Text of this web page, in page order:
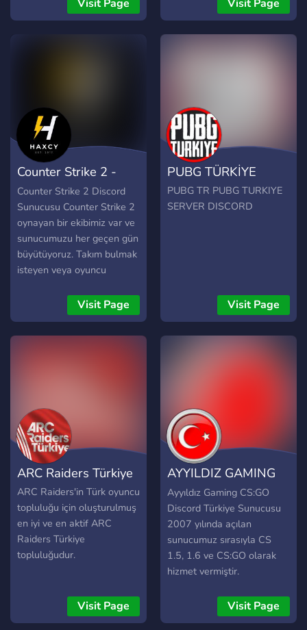
TÜRKİYENİN EN BÜYÜK
Visit Page
büyük ve profesyonel
Discord Sunucusu.
Visit Page
Counter Strike 2 -
Haxcy TR
Counter Strike 2 Discord
Sunucusu Counter Strike 2
oynayan bir ekibimiz var ve
sunucumuzu her geçen gün
büyütüyoruz. Takım bulmak
isteyen veya oyuncu
sunucumuza gelebilir.
Ayrıca League of Legend,
Euro Truck Simulator 2 gibi
Visit Page
PUBG TÜRKİYE
PUBG TR PUBG TURKIYE
SERVER DISCORD
Visit Page
ARC Raiders Türkiye
ARC Raiders'in Türk oyuncu
topluluğu için oluşturulmuş
en iyi ve en aktif ARC
Raiders Türkiye
topluluğudur.
Visit Page
AYYILDIZ GAMING
CS:GO
Ayyıldız Gaming CS:GO
Discord Türkiye Sunucusu
2007 yılında açılan
sunucumuz sırasıyla CS
1.5, 1.6 ve CS:GO olarak
hizmet vermiştir.
yalnızca CS:GO olarak
devam etmekteyiz. Tüm
Visit Page